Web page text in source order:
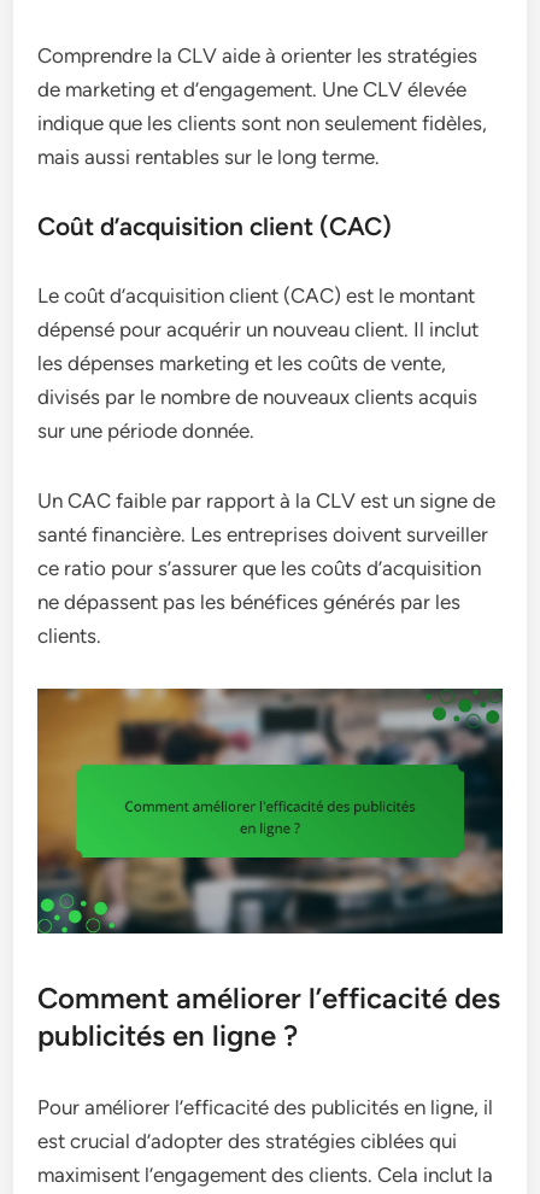
Comprendre la CLV aide à orienter les stratégies
de marketing et d’engagement. Une CLV élevée
indique que les clients sont non seulement fidèles,
mais aussi rentables sur le long terme.
Coût d’acquisition client (CAC)
Le coût d’acquisition client (CAC) est le montant
dépensé pour acquérir un nouveau client. Il inclut
les dépenses marketing et les coûts de vente,
divisés par le nombre de nouveaux clients acquis
sur une période donnée.
Un CAC faible par rapport à la CLV est un signe de
santé financière. Les entreprises doivent surveiller
ce ratio pour s’assurer que les coûts d’acquisition
ne dépassent pas les bénéfices générés par les
clients.
Comment améliorer l’efficacité des
publicités en ligne ?
Pour améliorer l’efficacité des publicités en ligne, il
est crucial d’adopter des stratégies ciblées qui
maximisent l’engagement des clients. Cela inclut la